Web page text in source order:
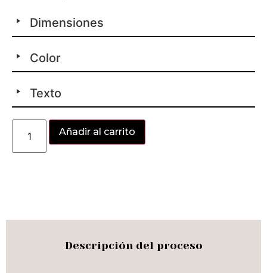
Dimensiones
Color
Texto
Añadir al carrito
Descripción del proceso